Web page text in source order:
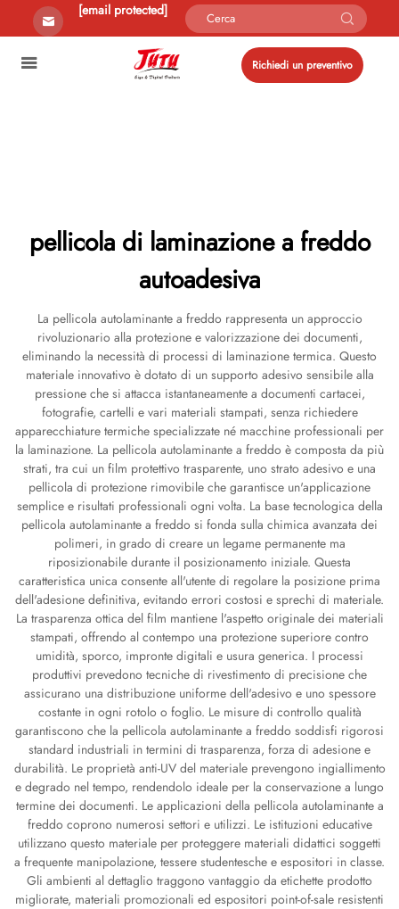
[email protected]
Richiedi un preventivo
pellicola di laminazione a freddo
autoadesiva
La pellicola autolaminante a freddo rappresenta un approccio
rivoluzionario alla protezione e valorizzazione dei documenti,
eliminando la necessità di processi di laminazione termica. Questo
materiale innovativo è dotato di un supporto adesivo sensibile alla
pressione che si attacca istantaneamente a documenti cartacei,
fotografie, cartelli e vari materiali stampati, senza richiedere
apparecchiature termiche specializzate né macchine professionali per
la laminazione. La pellicola autolaminante a freddo è composta da più
strati, tra cui un film protettivo trasparente, uno strato adesivo e una
pellicola di protezione rimovibile che garantisce un'applicazione
semplice e risultati professionali ogni volta. La base tecnologica della
pellicola autolaminante a freddo si fonda sulla chimica avanzata dei
polimeri, in grado di creare un legame permanente ma
riposizionabile durante il posizionamento iniziale. Questa
caratteristica unica consente all'utente di regolare la posizione prima
dell'adesione definitiva, evitando errori costosi e sprechi di materiale.
La trasparenza ottica del film mantiene l'aspetto originale dei materiali
stampati, offrendo al contempo una protezione superiore contro
umidità, sporco, impronte digitali e usura generica. I processi
produttivi prevedono tecniche di rivestimento di precisione che
assicurano una distribuzione uniforme dell'adesivo e uno spessore
costante in ogni rotolo o foglio. Le misure di controllo qualità
garantiscono che la pellicola autolaminante a freddo soddisfi rigorosi
standard industriali in termini di trasparenza, forza di adesione e
durabilità. Le proprietà anti-UV del materiale prevengono ingiallimento
e degrado nel tempo, rendendolo ideale per la conservazione a lungo
termine dei documenti. Le applicazioni della pellicola autolaminante a
freddo coprono numerosi settori e utilizzi. Le istituzioni educative
utilizzano questo materiale per proteggere materiali didattici soggetti
a frequente manipolazione, tessere studentesche e espositori in classe.
Gli ambienti al dettaglio traggono vantaggio da etichette prodotto
migliorate, materiali promozionali ed espositori point-of-sale resistenti